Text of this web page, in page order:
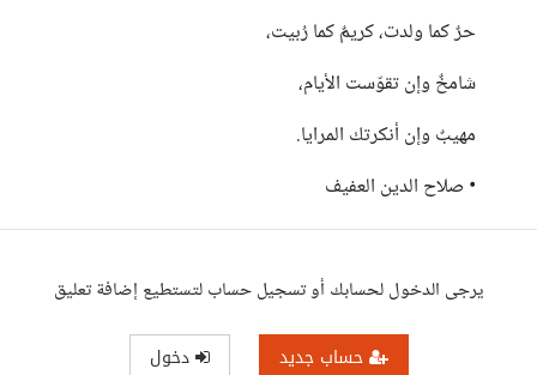
حرٌ كما ولدت، كريمٌ كما رُبيت،
شامخٌ وإن تقوّست الأيام،
مهيبٌ وإن أنكرتك المرايا.
• صلاح الدين العفيف
يرجى الدخول لحسابك أو تسجيل حساب لتستطيع إضافة تعليق
حساب جديد دخول